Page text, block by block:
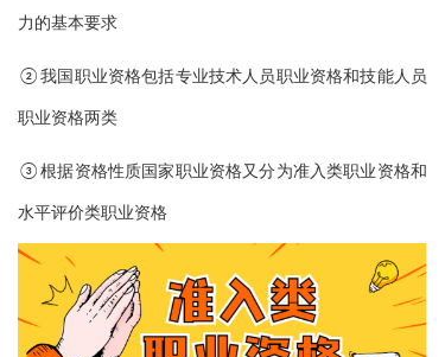
力的基本要求
②我国职业资格包括专业技术人员职业资格和技能人员
职业资格两类
③根据资格性质国家职业资格又分为准入类职业资格和
水平评价类职业资格